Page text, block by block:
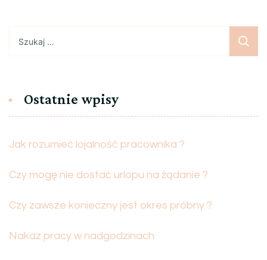
Ostatnie wpisy
Jak rozumieć lojalność pracownika ?
Czy mogę nie dostać urlopu na żądanie ?
Czy zawsze konieczny jest okres próbny ?
Nakaz pracy w nadgodzinach